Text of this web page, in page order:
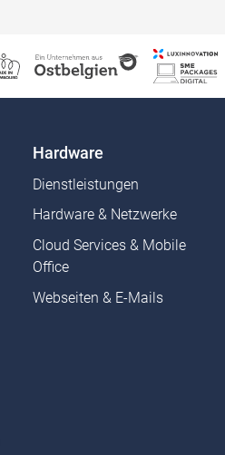
Hardware
Dienstleistungen
Hardware & Netzwerke
Cloud Services & Mobile
Office
Webseiten & E-Mails